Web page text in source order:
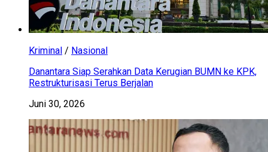
Kriminal / Nasional
Danantara Siap Serahkan Data Kerugian BUMN ke KPK,
Restrukturisasi Terus Berjalan
Juni 30, 2026